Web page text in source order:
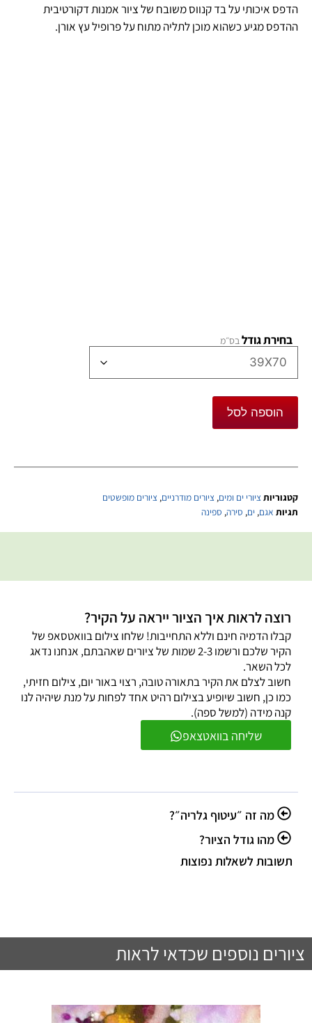
הדפס איכותי על בד קנווס משובח של ציור אמנות דקורטיבית
ההדפס מגיע כשהוא מוכן לתליה מתוח על פרופיל עץ אורן.
בחירת גודל
הוספה לסל
קטגוריותציורי ים ומים, ציורים מודרניים, ציורים מופשטים
תגיות אגם, ים, סירה, ספינה
שליחה בוואטצאפ
רוצה לראות איך הציור ייראה על הקיר?
קבלו הדמיה חינם וללא התחייבות! שלחו צילום בוואטסאפ של
הקיר שלכם ורשמו 2-3 שמות של ציורים שאהבתם, אנחנו נדאג
לכל השאר.
חשוב לצלם את הקיר בתאורה טובה, רצוי באור יום, צילום חזיתי,
כמו כן, חשוב שיופיע בצילום רהיט אחד לפחות על מנת שיהיה לנו
קנה מידה (למשל ספה).
מה זה ״עיטוף גלריה״?
מהו גודל הציור?
תשובות לשאלות נפוצות
ציורים נוספים שכדאי לראות